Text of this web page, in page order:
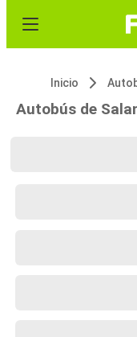
Inicio
Autobús de